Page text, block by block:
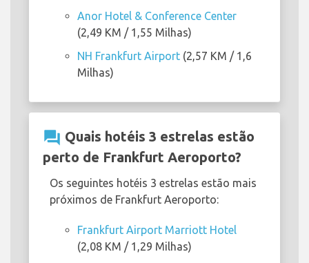
Anor Hotel & Conference Center
(2,49 KM / 1,55 Milhas)
NH Frankfurt Airport (2,57 KM / 1,6
Milhas)
question_answer Quais hotéis 3 estrelas estão
perto de Frankfurt Aeroporto?
Os seguintes hotéis 3 estrelas estão mais
próximos de Frankfurt Aeroporto:
Frankfurt Airport Marriott Hotel
(2,08 KM / 1,29 Milhas)